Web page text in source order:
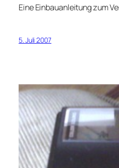
Eine Einbauanleitung zum
5. Juli 2007